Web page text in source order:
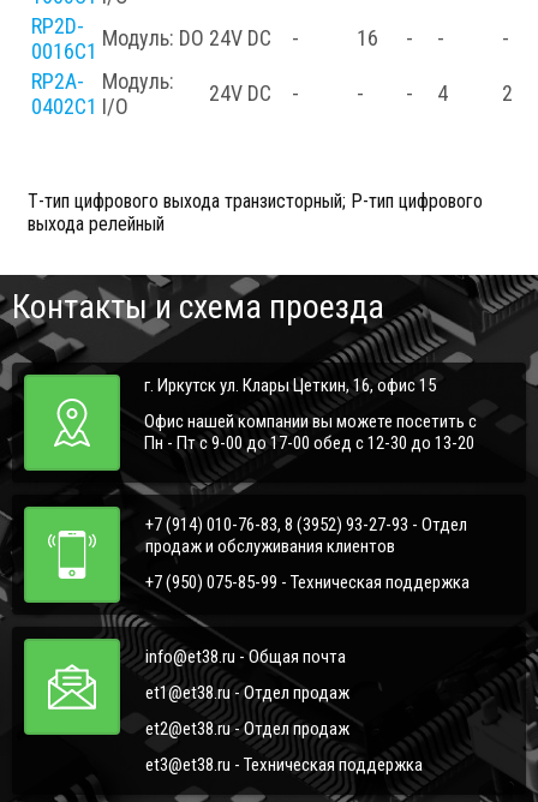
RP2D-
0016C1
Модуль: DO 24V DC - 16 - -
-
RP2A-
0402C1
Модуль:
I/O
24V DC - - - 4 2
Т-тип цифрового выхода транзисторный; Р-тип цифрового
выхода релейный
Контакты и схема проезда
г. Иркутск ул. Клары Цеткин, 16, офис 15
Офис нашей компании вы можете посетить с
Пн - Пт с 9-00 до 17-00 обед с 12-30 до 13-20
+7 (914) 010-76-83, 8 (3952) 93-27-93 - Отдел
продаж и обслуживания клиентов
+7 (950) 075-85-99 - Техническая поддержка
info@et38.ru - Общая почта
et1@et38.ru - Отдел продаж
et2@et38.ru - Отдел продаж
et3@et38.ru - Техническая поддержка